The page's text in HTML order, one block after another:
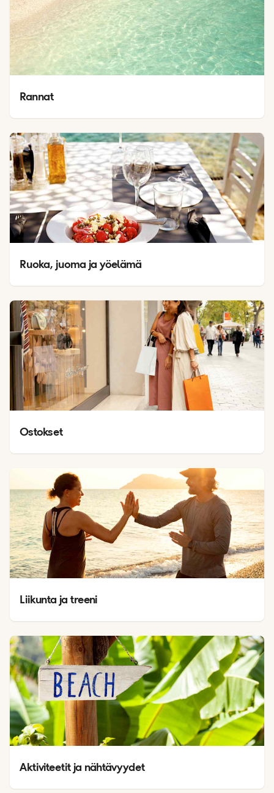
Rannat
Ruoka, juoma ja yöelämä
Ostokset
Liikunta ja treeni
Aktiviteetit ja nähtävyydet